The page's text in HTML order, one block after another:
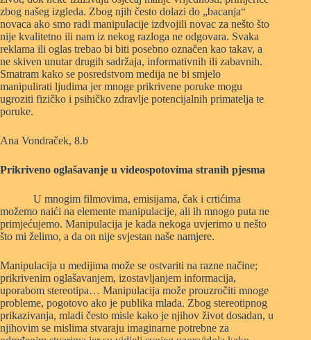
zbog našeg izgleda. Zbog njih često dolazi do „bacanja“
novaca ako smo radi manipulacije izdvojili novac za nešto što
nije kvalitetno ili nam iz nekog razloga ne odgovara. Svaka
reklama ili oglas trebao bi biti posebno označen kao takav, a
ne skiven unutar drugih sadržaja, informativnih ili zabavnih.
Smatram kako se posredstvom medija ne bi smjelo
manipulirati ljudima jer mnoge prikrivene poruke mogu
ugroziti fizičko i psihičko zdravlje potencijalnih primatelja te
poruke.
Ana Vondraček, 8.b
Prikriveno oglašavanje u videospotovima stranih pjesma
U mnogim filmovima, emisijama, čak i crtićima
možemo naići na elemente manipulacije, ali ih mnogo puta ne
primjećujemo. Manipulacija je kada nekoga uvjerimo u nešto
što mi želimo, a da on nije svjestan naše namjere.
Manipulacija u medijima može se ostvariti na razne načine;
prikrivenim oglašavanjem, izostavljanjem informacija,
uporabom stereotipa… Manipulacija može prouzročiti mnoge
probleme, pogotovo ako je publika mlada. Zbog stereotipnog
prikazivanja, mladi često misle kako je njihov život dosadan, u
njihovim se mislima stvaraju imaginarne potrebne za